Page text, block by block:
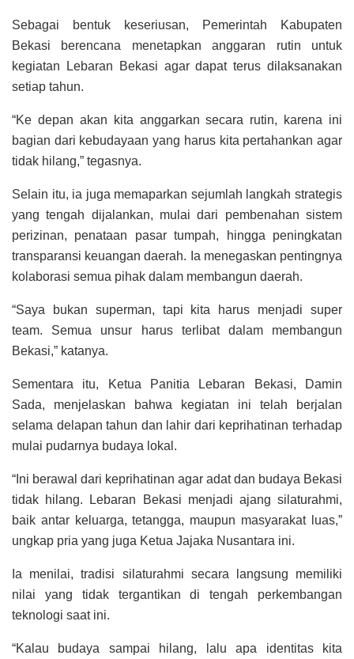
Sebagai bentuk keseriusan, Pemerintah Kabupaten
Bekasi berencana menetapkan anggaran rutin untuk
kegiatan Lebaran Bekasi agar dapat terus dilaksanakan
setiap tahun.
“Ke depan akan kita anggarkan secara rutin, karena ini
bagian dari kebudayaan yang harus kita pertahankan agar
tidak hilang,” tegasnya.
Selain itu, ia juga memaparkan sejumlah langkah strategis
yang tengah dijalankan, mulai dari pembenahan sistem
perizinan, penataan pasar tumpah, hingga peningkatan
transparansi keuangan daerah. Ia menegaskan pentingnya
kolaborasi semua pihak dalam membangun daerah.
“Saya bukan superman, tapi kita harus menjadi super
team. Semua unsur harus terlibat dalam membangun
Bekasi,” katanya.
Sementara itu, Ketua Panitia Lebaran Bekasi, Damin
Sada, menjelaskan bahwa kegiatan ini telah berjalan
selama delapan tahun dan lahir dari keprihatinan terhadap
mulai pudarnya budaya lokal.
“Ini berawal dari keprihatinan agar adat dan budaya Bekasi
tidak hilang. Lebaran Bekasi menjadi ajang silaturahmi,
baik antar keluarga, tetangga, maupun masyarakat luas,”
ungkap pria yang juga Ketua Jajaka Nusantara ini.
Ia menilai, tradisi silaturahmi secara langsung memiliki
nilai yang tidak tergantikan di tengah perkembangan
teknologi saat ini.
“Kalau budaya sampai hilang, lalu apa identitas kita